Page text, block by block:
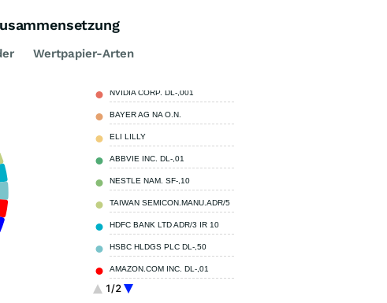
Wertpapier-Arten
1/2
NVIDIA CORP. DL-,001
BAYER AG NA O.N.
ELI LILLY
ABBVIE INC. DL-,01
NESTLE NAM. SF-,10
TAIWAN SEMICON.MANU.ADR/5
HDFC BANK LTD ADR/3 IR 10
HSBC HLDGS PLC DL-,50
AMAZON.COM INC. DL-,01
NETFLIX INC. DL-,001